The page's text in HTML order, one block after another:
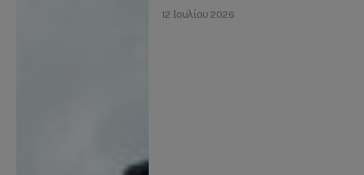
12 Ιουλίου 2026